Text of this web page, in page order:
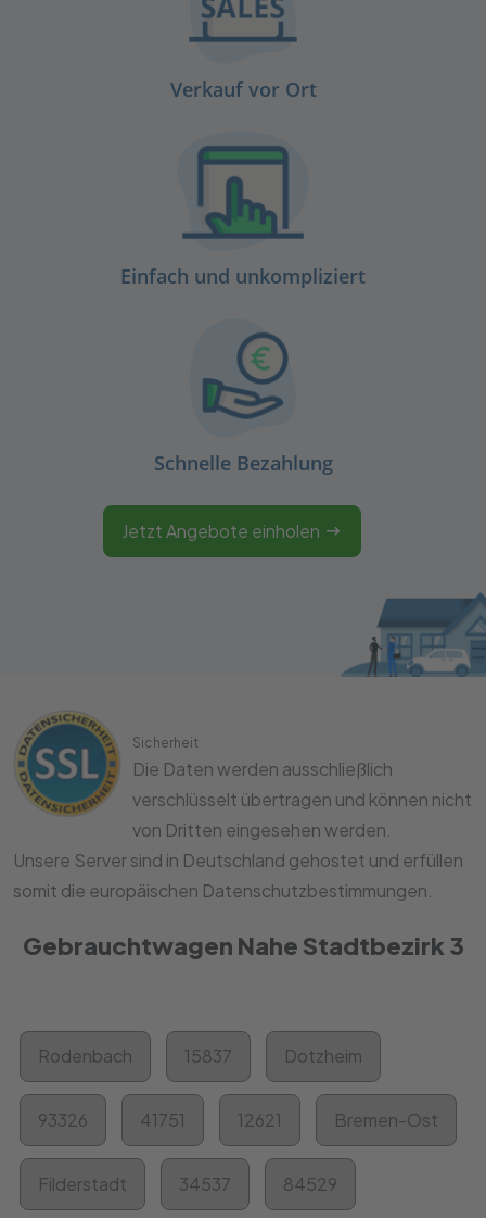
Verkauf vor Ort
Einfach und unkompliziert
Schnelle Bezahlung
Jetzt Angebote einholen
Sicherheit
Die Daten werden ausschließlich
verschlüsselt übertragen und können nicht
von Dritten eingesehen werden.
Unsere Server sind in Deutschland gehostet und erfüllen
somit die europäischen Datenschutzbestimmungen.
Gebrauchtwagen Nahe Stadtbezirk 3
Rodenbach 15837 Dotzheim
93326 41751 12621 Bremen-Ost
Filderstadt 34537 84529